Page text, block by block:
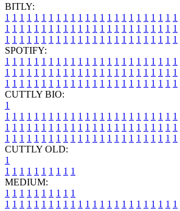
BITLY:
1 1 1 1 1 1 1 1 1 1 1 1 1 1 1 1 1 1 1 1 1 1 1 1
1 1 1 1 1 1 1 1 1 1 1 1 1 1 1 1 1 1 1 1 1 1 1 1
1 1 1 1 1 1 1 1 1 1 1 1 1 1 1 1 1 1 1 1 1 1 1 1
SPOTIFY:
1 1 1 1 1 1 1 1 1 1 1 1 1 1 1 1 1 1 1 1 1 1 1 1
1 1 1 1 1 1 1 1 1 1 1 1 1 1 1 1 1 1 1 1 1 1 1 1
1 1 1 1 1 1 1 1 1 1 1 1 1 1 1 1 1 1 1 1 1 1 1 1
CUTTLY BIO:
1
1 1 1 1 1 1 1 1 1 1 1 1 1 1 1 1 1 1 1 1 1 1 1 1
1 1 1 1 1 1 1 1 1 1 1 1 1 1 1 1 1 1 1 1 1 1 1 1
1 1 1 1 1 1 1 1 1 1 1 1 1 1 1 1 1 1 1 1 1 1 1 1
CUTTLY OLD:
1
1 1 1 1 1 1 1 1 1 1
MEDIUM:
1 1 1 1 1 1 1 1 1 1
1 1 1 1 1 1 1 1 1 1 1 1 1 1 1 1 1 1 1 1 1 1 1 1